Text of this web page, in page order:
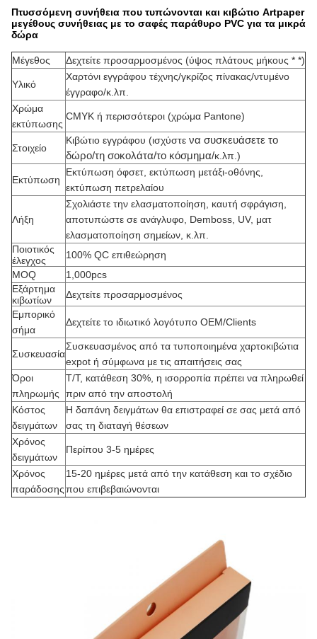
Πτυσσόμενη συνήθεια που τυπώνονται και κιβώτιο Artpaper
μεγέθους συνήθειας με το σαφές παράθυρο PVC για τα μικρά
δώρα
Μέγεθος Δεχτείτε προσαρμοσμένος (ύψος πλάτους μήκους * *)
Υλικό
Χαρτόνι εγγράφου τέχνης/γκρίζος πίνακας/ντυμένο
έγγραφο/κ.λπ.
Χρώμα
εκτύπωσης
CMYK ή περισσότεροι (χρώμα Pantone)
Στοιχείο
Κιβώτιο εγγράφου (ισχύστε να συσκευάσετε το
δώρο/τη σοκολάτα/το κόσμημα/κ.λπ.)
Εκτύπωση
Εκτύπωση όφσετ, εκτύπωση μετάξι-οθόνης,
εκτύπωση πετρελαίου
Λήξη
Σχολιάστε την ελασματοποίηση, καυτή σφράγιση,
αποτυπώστε σε ανάγλυφο, Demboss, UV, ματ
ελασματοποίηση σημείων, κ.λπ.
Ποιοτικός
έλεγχος
100% QC επιθεώρηση
MOQ
1,000pcs
Εξάρτημα
κιβωτίων
Δεχτείτε προσαρμοσμένος
Εμπορικό
σήμα
Δεχτείτε το ιδιωτικό λογότυπο OEM/Clients
Συσκευασία
Συσκευασμένος από τα τυποποιημένα χαρτοκιβώτια
expot ή σύμφωνα με τις απαιτήσεις σας
Όροι
πληρωμής
T/T, κατάθεση 30%, η ισορροπία πρέπει να πληρωθεί
πριν από την αποστολή
Κόστος
δειγμάτων
Η δαπάνη δειγμάτων θα επιστραφεί σε σας μετά από
σας τη διαταγή θέσεων
Χρόνος
δειγμάτων
Περίπου 3-5 ημέρες
Χρόνος
παράδοσης
15-20 ημέρες μετά από την κατάθεση και το σχέδιο
που επιβεβαιώνονται